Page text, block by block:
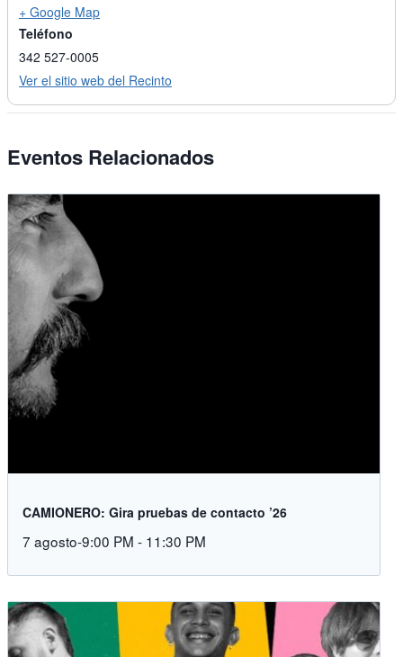
+ Google Map
Teléfono
342 527-0005
Ver el sitio web del Recinto
Eventos Relacionados
CAMIONERO: Gira pruebas de contacto ’26
7 agosto-9:00 PM - 11:30 PM